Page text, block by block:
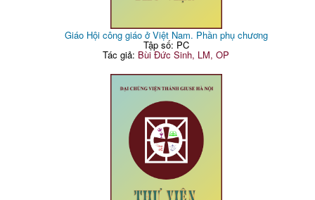
Giáo Hội công giáo ở Việt Nam. Phần phụ chương
Tập số: PC
Tác giả: Bùi Đức Sinh, LM, OP